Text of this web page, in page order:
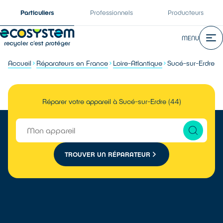
Particuliers Professionnels Producteurs
MENU
Accueil Réparateurs en France Loire-Atlantique Sucé-sur-Erdre
Réparer votre appareil à Sucé-sur-Erdre (44)
TROUVER UN RÉPARATEUR